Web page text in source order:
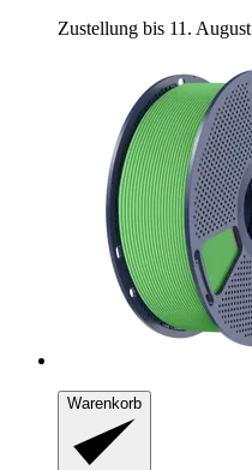
Zustellung bis 11. August
Warenkorb